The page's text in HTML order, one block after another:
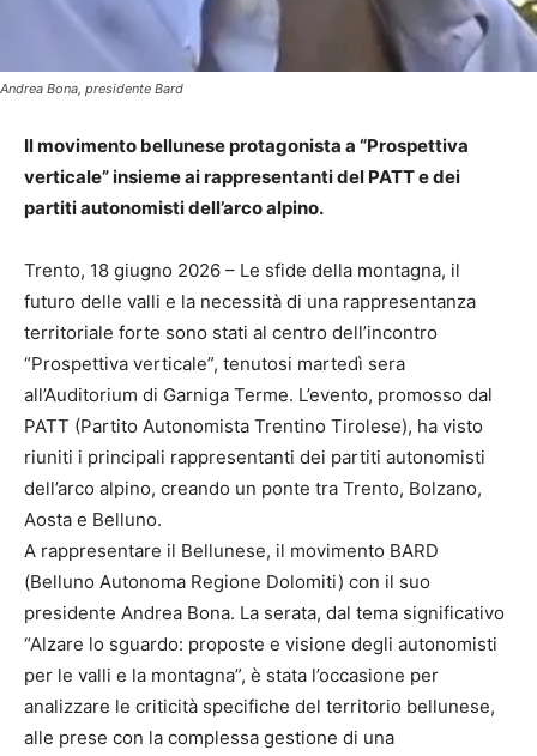
Andrea Bona, presidente Bard
Il movimento bellunese protagonista a “Prospettiva
verticale” insieme ai rappresentanti del PATT e dei
partiti autonomistidell’arco alpino.
Trento, 18 giugno 2026 – Le sfide della montagna, il
futuro delle valli e la necessità di una rappresentanza
territoriale forte sono stati al centro dell’incontro
“Prospettiva verticale”, tenutosi martedì sera
all’Auditorium di Garniga Terme. L’evento, promosso dal
PATT (Partito Autonomista Trentino Tirolese), ha visto
riuniti i principali rappresentanti dei partiti autonomisti
dell’arco alpino, creando un ponte tra Trento, Bolzano,
Aosta e Belluno.
A rappresentare il Bellunese, il movimento BARD
(Belluno Autonoma Regione Dolomiti) con il suo
presidente Andrea Bona. La serata, dal tema significativo
“Alzare lo sguardo: proposte e visione degli autonomisti
per le valli e la montagna”, è stata l’occasione per
analizzare le criticità specifiche del territorio bellunese,
alle prese con la complessa gestione di una